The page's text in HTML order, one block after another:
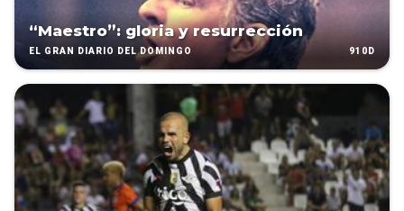
“Maestro”: gloria y resurrección
EL GRAN DIARIO DEL DOMINGO 910D